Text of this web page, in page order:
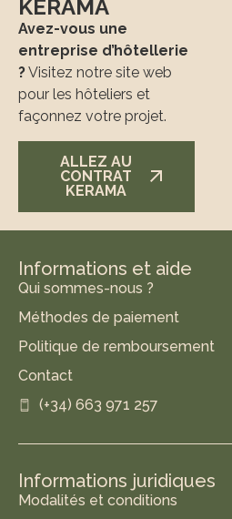
KERAMA
Avez-vous une
entreprise d’hôtellerie
?Visitez notre site web
pour les hôteliers et
façonnez votre projet.
ALLEZ AU
CONTRAT
KERAMA
Informations et aide
Qui sommes-nous ?
Méthodes de paiement
Politique de remboursement
Contact
(+34) 663 971 257
Informations juridiques
Modalités et conditions